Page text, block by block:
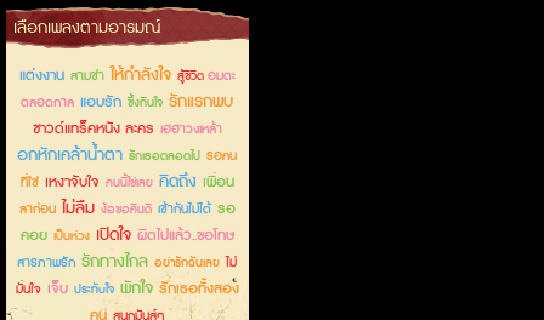
คาเฟ่เด็กลำลูกกา
เลือกเพลงตามอารมณ์
แต่งงาน สามช่า ให้กำลังใจ สู้ชีวิตอมตะ
ตลอดกาล แอบรัก ซึ้งกินใจ รักแรกพบ
ซาวด์แทร็คหนัง ละคร เฮฮาวงเหล้า
อกหักเคล้าน้ำตา รักเธอตลอดไป รอคน
ที่ใช่ เหงาจับใจ คนนี้ใช่เลย คิดถึง เพื่อน
ลาก่อน ไม่ลืม ง้อขอคืนดี เข้ากันไม่ได้ รอ
คอย เป็นห่วง เปิดใจ ผิดไปแล้ว..ขอโทษ
สารภาพรัก รักทางไกล อย่ารักฉันเลย ไม่
มั่นใจ เจ็บ ประทับใจ พักใจ รักเธอทั้งสอง
สนุกมันส์ๆ